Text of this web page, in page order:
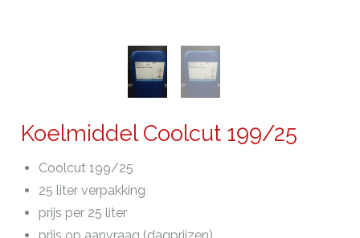
Koelmiddel Coolcut 199/25
Coolcut 199/25
25 liter verpakking
prijs per 25 liter